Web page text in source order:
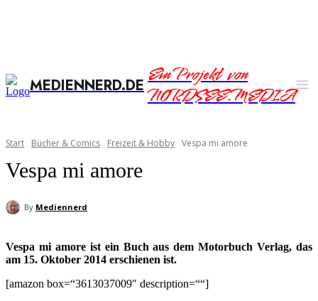
MEDIENNERD.DEEin Projekt von
NORDSEE.MEDIA
Start Bücher & Comics Freizeit & Hobby Vespa mi amore
Vespa mi amore
By Mediennerd
Vespa mi amore ist ein Buch aus dem Motorbuch Verlag, das
am 15. Oktober 2014 erschienen ist.
[amazon box=“3613037009″ description=““]